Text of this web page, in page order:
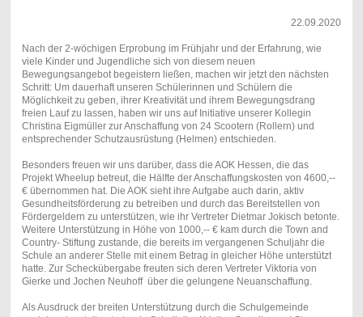
22.09.2020
Nach der 2-wöchigen Erprobung im Frühjahr und der Erfahrung, wie
viele Kinder und Jugendliche sich von diesem neuen
Bewegungsangebot begeistern ließen, machen wir jetzt den nächsten
Schritt: Um dauerhaft unseren Schülerinnen und Schülern die
Möglichkeit zu geben, ihrer Kreativität und ihrem Bewegungsdrang
freien Lauf zu lassen, haben wir uns auf Initiative unserer Kollegin
Christina Eigmüller zur Anschaffung von 24 Scootern (Rollern) und
entsprechender Schutzausrüstung (Helmen) entschieden.
Besonders freuen wir uns darüber, dass die AOK Hessen, die das
Projekt Wheelup betreut, die Hälfte der Anschaffungskosten von 4600,--
€ übernommen hat. Die AOK sieht ihre Aufgabe auch darin, aktiv
Gesundheitsförderung zu betreiben und durch das Bereitstellen von
Fördergeldern zu unterstützen, wie ihr Vertreter Dietmar Jokisch betonte.
Weitere Unterstützung in Höhe von 1000,-- € kam durch die Town and
Country- Stiftung zustande, die bereits im vergangenen Schuljahr die
Schule an anderer Stelle mit einem Betrag in gleicher Höhe unterstützt
hatte. Zur Scheckübergabe freuten sich deren Vertreter Viktoria von
Gierke und Jochen Neuhoff über die gelungene Neuanschaffung.
Als Ausdruck der breiten Unterstützung durch die Schulgemeinde